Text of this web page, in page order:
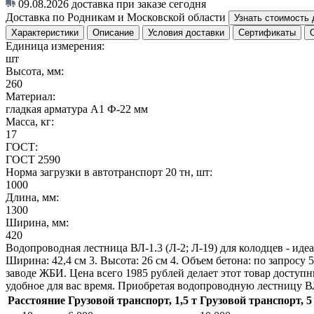
09.08.2026 доставка при заказе сегодня
Доставка по Родникам и Московской области
Узнать стоимость
Характеристики
Описание Условия доставки Сертификаты
Единица измерения:
шт
Высота, мм:
260
Материал:
гладкая арматура А1 Ф-22 мм
Масса, кг:
17
ГОСТ:
ГОСТ 2590
Норма загрузки в автотранспорт 20 тн, шт:
1000
Длина, мм:
1300
Ширина, мм:
420
Водопроводная лестница ВЛ-1.3 (Л-2; Л-19) для колодцев -
Ширина: 42,4 см 3. Высота: 26 см 4. Объем бетона: по запросу
заводе ЖБИ. Цена всего 1985 рублей делает этот товар
удобное для вас время. Приобретая водопроводную лестницу
Расстояние Грузовой транспорт, 1,5 т Грузовой транспорт, 5